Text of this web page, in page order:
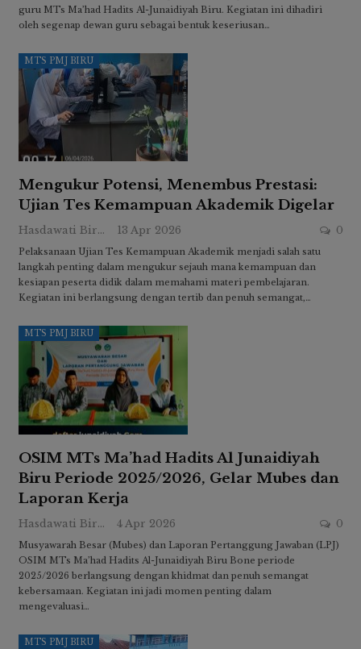
guru MTs Ma’had Hadits Al-Junaidiyah Biru. Kegiatan ini dihadiri
oleh segenap dewan guru sebagai bentuk keseriusan…
MTS PMJ BIRU
Mengukur Potensi, Menembus Prestasi:
Ujian Tes Kemampuan Akademik Digelar
Hasdawati Biru 13 Apr 2026 0
Pelaksanaan Ujian Tes Kemampuan Akademik menjadi salah satu
langkah penting dalam mengukur sejauh mana kemampuan dan
kesiapan peserta didik dalam memahami materi pembelajaran.
Kegiatan ini berlangsung dengan tertib dan penuh semangat,…
MTS PMJ BIRU
OSIM MTs Ma’had Hadits Al Junaidiyah
Biru Periode 2025/2026, Gelar Mubes dan
Laporan Kerja
Hasdawati Biru 4 Apr 2026 0
Musyawarah Besar (Mubes) dan Laporan Pertanggung Jawaban (LPJ)
OSIM MTs Ma’had Hadits Al-Junaidiyah Biru Bone periode
2025/2026 berlangsung dengan khidmat dan penuh semangat
kebersamaan. Kegiatan ini jadi momen penting dalam
mengevaluasi…
MTS PMJ BIRU